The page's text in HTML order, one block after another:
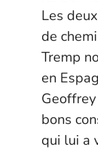
Les
de
Tremp
en
bons
qui lui a